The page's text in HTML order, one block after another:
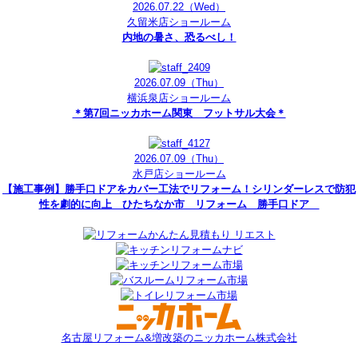
2026.07.22 （Wed）
久留米店ショールーム
内地の暑さ、恐るべし！
2026.07.09 （Thu）
横浜泉店ショールーム
＊第7回ニッカホーム関東 フットサル大会＊
2026.07.09 （Thu）
水戸店ショールーム
【施工事例】勝手口ドアをカバー工法でリフォーム！シリンダーレスで防犯
性を劇的に向上 ひたちなか市 リフォーム 勝手口ドア
名古屋リフォーム&増改築のニッカホーム株式会社